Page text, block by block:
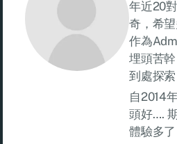
年近20
奇，希
作為
埋頭苦
到處探索
自2014
頭好….
體驗多